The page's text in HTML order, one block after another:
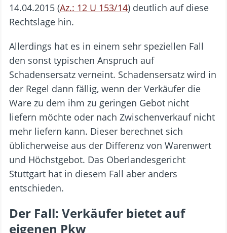
14.04.2015 (Az.: 12 U 153/14) deutlich auf diese
Rechtslage hin.
Allerdings hat es in einem sehr speziellen Fall
den sonst typischen Anspruch auf
Schadensersatz verneint. Schadensersatz wird in
der Regel dann fällig, wenn der Verkäufer die
Ware zu dem ihm zu geringen Gebot nicht
liefern möchte oder nach Zwischenverkauf nicht
mehr liefern kann. Dieser berechnet sich
üblicherweise aus der Differenz von Warenwert
und Höchstgebot. Das Oberlandesgericht
Stuttgart hat in diesem Fall aber anders
entschieden.
Der Fall: Verkäufer bietet auf
eigenen Pkw